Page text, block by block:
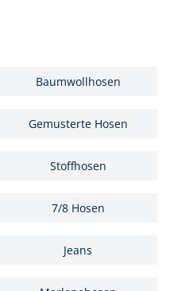
Baumwollhosen
Gemusterte Hosen
Stoffhosen
7/8 Hosen
Jeans